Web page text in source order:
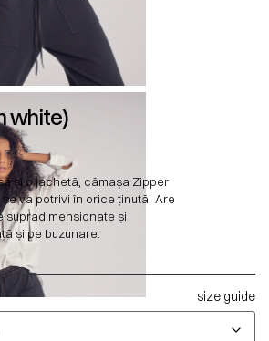
white)
și o jachetă, cămașa Zipper
va potrivi în orice ținută! Are
supradimensionate și
și pe buzunare.
size guide